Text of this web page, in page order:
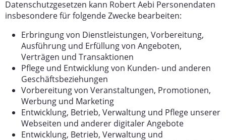
Datenschutzgesetzen kann Robert Aebi Personendaten
insbesondere für folgende Zwecke bearbeiten:
Erbringung von Dienstleistungen, Vorbereitung,
Ausführung und Erfüllung von Angeboten,
Verträgen und Transaktionen
Pflege und Entwicklung von Kunden- und anderen
Geschäftsbeziehungen
Vorbereitung von Veranstaltungen, Promotionen,
Werbung und Marketing
Entwicklung, Betrieb, Verwaltung und Pflege unserer
Webseiten und anderer digitaler Angebote
Entwicklung, Betrieb, Verwaltung und